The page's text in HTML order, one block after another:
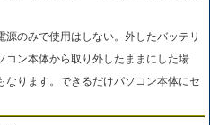
のみで使用はしない。外したバッテリ
コン本体から取り外したままにした場
なります。できるだけパソコン本体にセ